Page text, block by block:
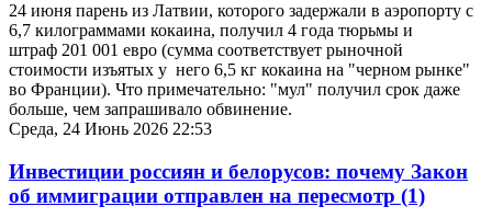
24 июня парень из Латвии, которого задержали в аэропорту с
6,7 килограммами кокаина, получил 4 года тюрьмы и
штраф 201 001 евро (сумма соответствует рыночной
стоимости изъятых у него 6,5 кг кокаина на "черном рынке"
во Франции). Что примечательно: "мул" получил срок даже
больше, чем запрашивало обвинение.
Среда, 24 Июнь 2026 22:53
Инвестиции россиян и белорусов: почему Закон
об иммиграции отправлен на пересмотр (1)